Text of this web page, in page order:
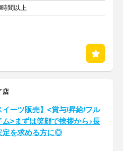
間以上
店
イーツ販売】<賞与/昇給/フル
ム>まずは笑顔で挨拶から♪長
定を求める方に◎